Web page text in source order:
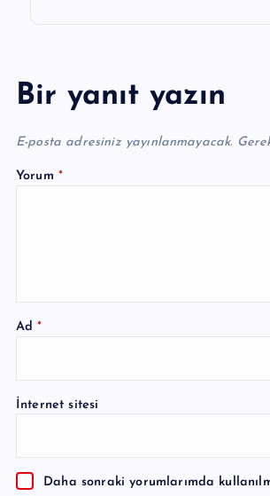
Bir yanıt yazın
E-posta adresiniz yayınlanmayacak.
Yorum *
Ad*
İnternet sitesi
Daha sonraki yorumlarımda
t
n